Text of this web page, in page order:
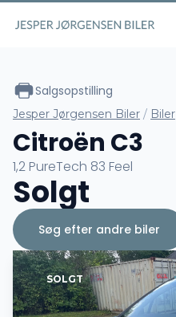
SOLGT
Salgsopstilling
Jesper Jørgensen Biler / Biler
Citroën C3
1,2 PureTech 83 Feel
Solgt
Søg efter andre biler